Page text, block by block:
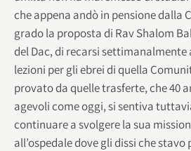
che appena andò in pensione dalla
grado la proposta di Rav Shalom
del Dac, di recarsi settimanalmente
lezioni per gli ebrei di quella
provato da quelle trasferte, che 40
agevoli come oggi, si sentiva
continuare a svolgere la sua
all’ospedale dove gli dissi che